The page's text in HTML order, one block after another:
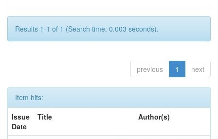
Results 1-1 of 1 (Search time: 0.003 seconds).
previous 1 next
Item hits:
Issue
Date
Title Author(s)